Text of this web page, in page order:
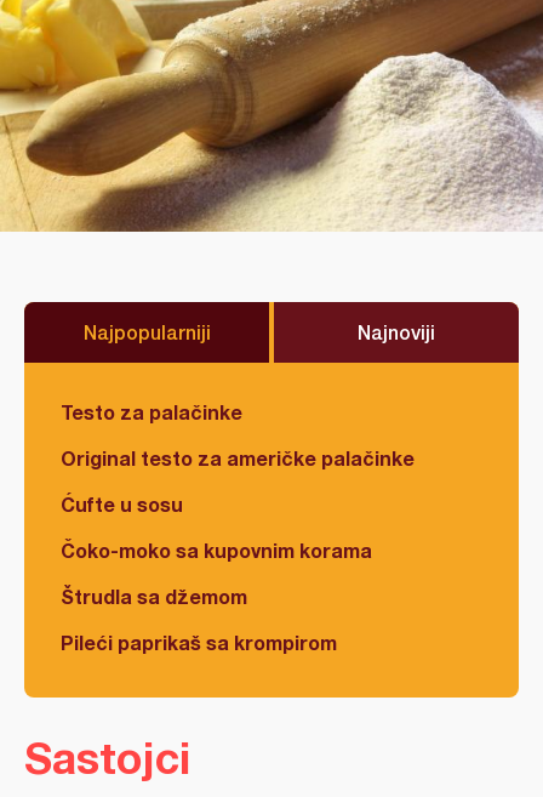
Najpopularniji Najnoviji
Testo za palačinke
Original testo za američke palačinke
Ćufte u sosu
Čoko-moko sa kupovnim korama
Štrudla sa džemom
Pileći paprikaš sa krompirom
Sastojci